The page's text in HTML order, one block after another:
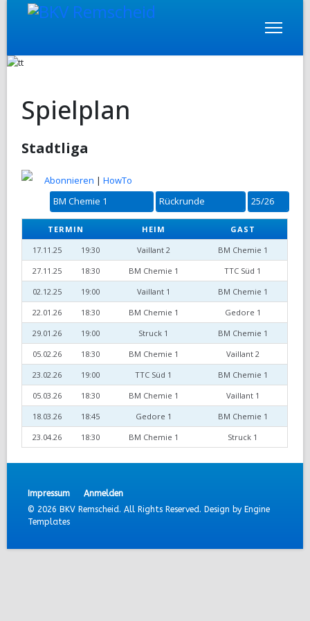
Spielplan
Stadtliga
Abonnieren |HowTo
TERMIN HEIM
GAST
17.11.25
19:30 Vaillant 2
BM Chemie 1
27.11.25
18:30 BM Chemie 1
TTC Süd 1
02.12.25
19:00 Vaillant 1
BM Chemie 1
22.01.26
18:30 BM Chemie 1
Gedore 1
29.01.26
19:00 Struck 1
BM Chemie 1
05.02.26
18:30 BM Chemie 1
Vaillant 2
23.02.26
19:00 TTC Süd 1
BM Chemie 1
05.03.26
18:30 BM Chemie 1
Vaillant 1
18.03.26
18:45 Gedore 1
BM Chemie 1
23.04.26
18:30 BM Chemie 1 Struck 1
Impressum
Anmelden
© 2026 BKV Remscheid. All Rights Reserved. Design by Engine
Templates